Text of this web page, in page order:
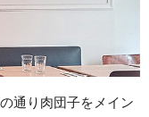
通り肉団子をメイン